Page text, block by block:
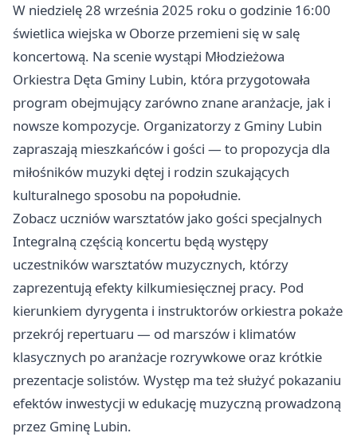
W niedzielę 28 września 2025 roku o godzinie 16:00
świetlica wiejska w Oborze przemieni się w salę
koncertową. Na scenie wystąpi Młodzieżowa
Orkiestra Dęta Gminy Lubin, która przygotowała
program obejmujący zarówno znane aranżacje, jak i
nowsze kompozycje. Organizatorzy z Gminy Lubin
zapraszają mieszkańców i gości — to propozycja dla
miłośników muzyki dętej i rodzin szukających
kulturalnego sposobu na popołudnie.
Zobacz uczniów warsztatów jako gości specjalnych
Integralną częścią koncertu będą występy
uczestników warsztatów muzycznych, którzy
zaprezentują efekty kilkumiesięcznej pracy. Pod
kierunkiem dyrygenta i instruktorów orkiestra pokaże
przekrój repertuaru — od marszów i klimatów
klasycznych po aranżacje rozrywkowe oraz krótkie
prezentacje solistów. Występ ma też służyć pokazaniu
efektów inwestycji w edukację muzyczną prowadzoną
przez Gminę Lubin.